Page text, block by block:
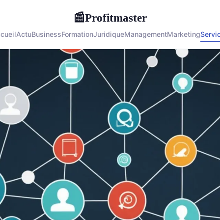
📰Profitmaster
ActuBusinessFormationJuridiqueManagementMarketing